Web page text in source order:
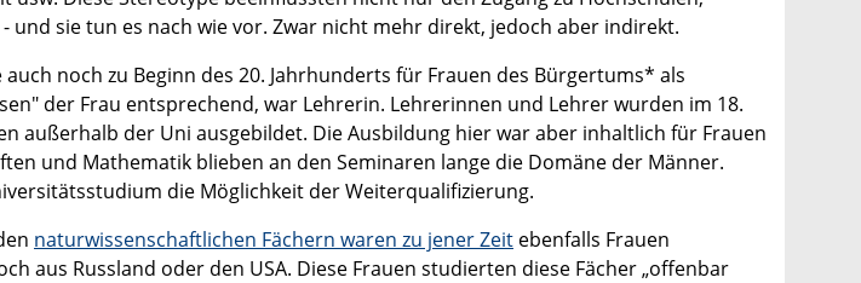
und sie tun es nach wie vor. Zwar nicht mehr direkt, jedoch aber indirekt.
noch zu Beginn des 20. Jahrhunderts für Frauen des Bürgertums* als
der Frau entsprechend, war Lehrerin. Lehrerinnen und Lehrer wurden im 18.
außerhalb der Uni ausgebildet. Die Ausbildung hier war aber inhaltlich für Frauen
und Mathematik blieben an den Seminaren lange die Domäne der Männer.
die Möglichkeit der Weiterqualifizierung.
naturwissenschaftlichen Fächern waren zu jener Zeit ebenfalls Frauen
aus Russland oder den USA. Diese Frauen studierten diese Fächer „offenbar